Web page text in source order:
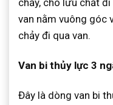
van nằm vuông góc
chảy đi qua van.
Van bi thủy lực 3
Đây là dòng van bi